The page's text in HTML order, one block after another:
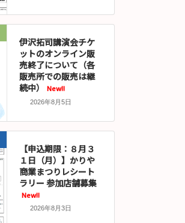
伊沢拓司講演会チケ
ットのオンライン販
売終了について（各
販売所での販売は継
続中）
New!!
2026年8月5日
【申込期限：８月３
１日（月）】かりや
商業まつりレシート
ラリー 参加店舗募集
New!!
2026年8月3日